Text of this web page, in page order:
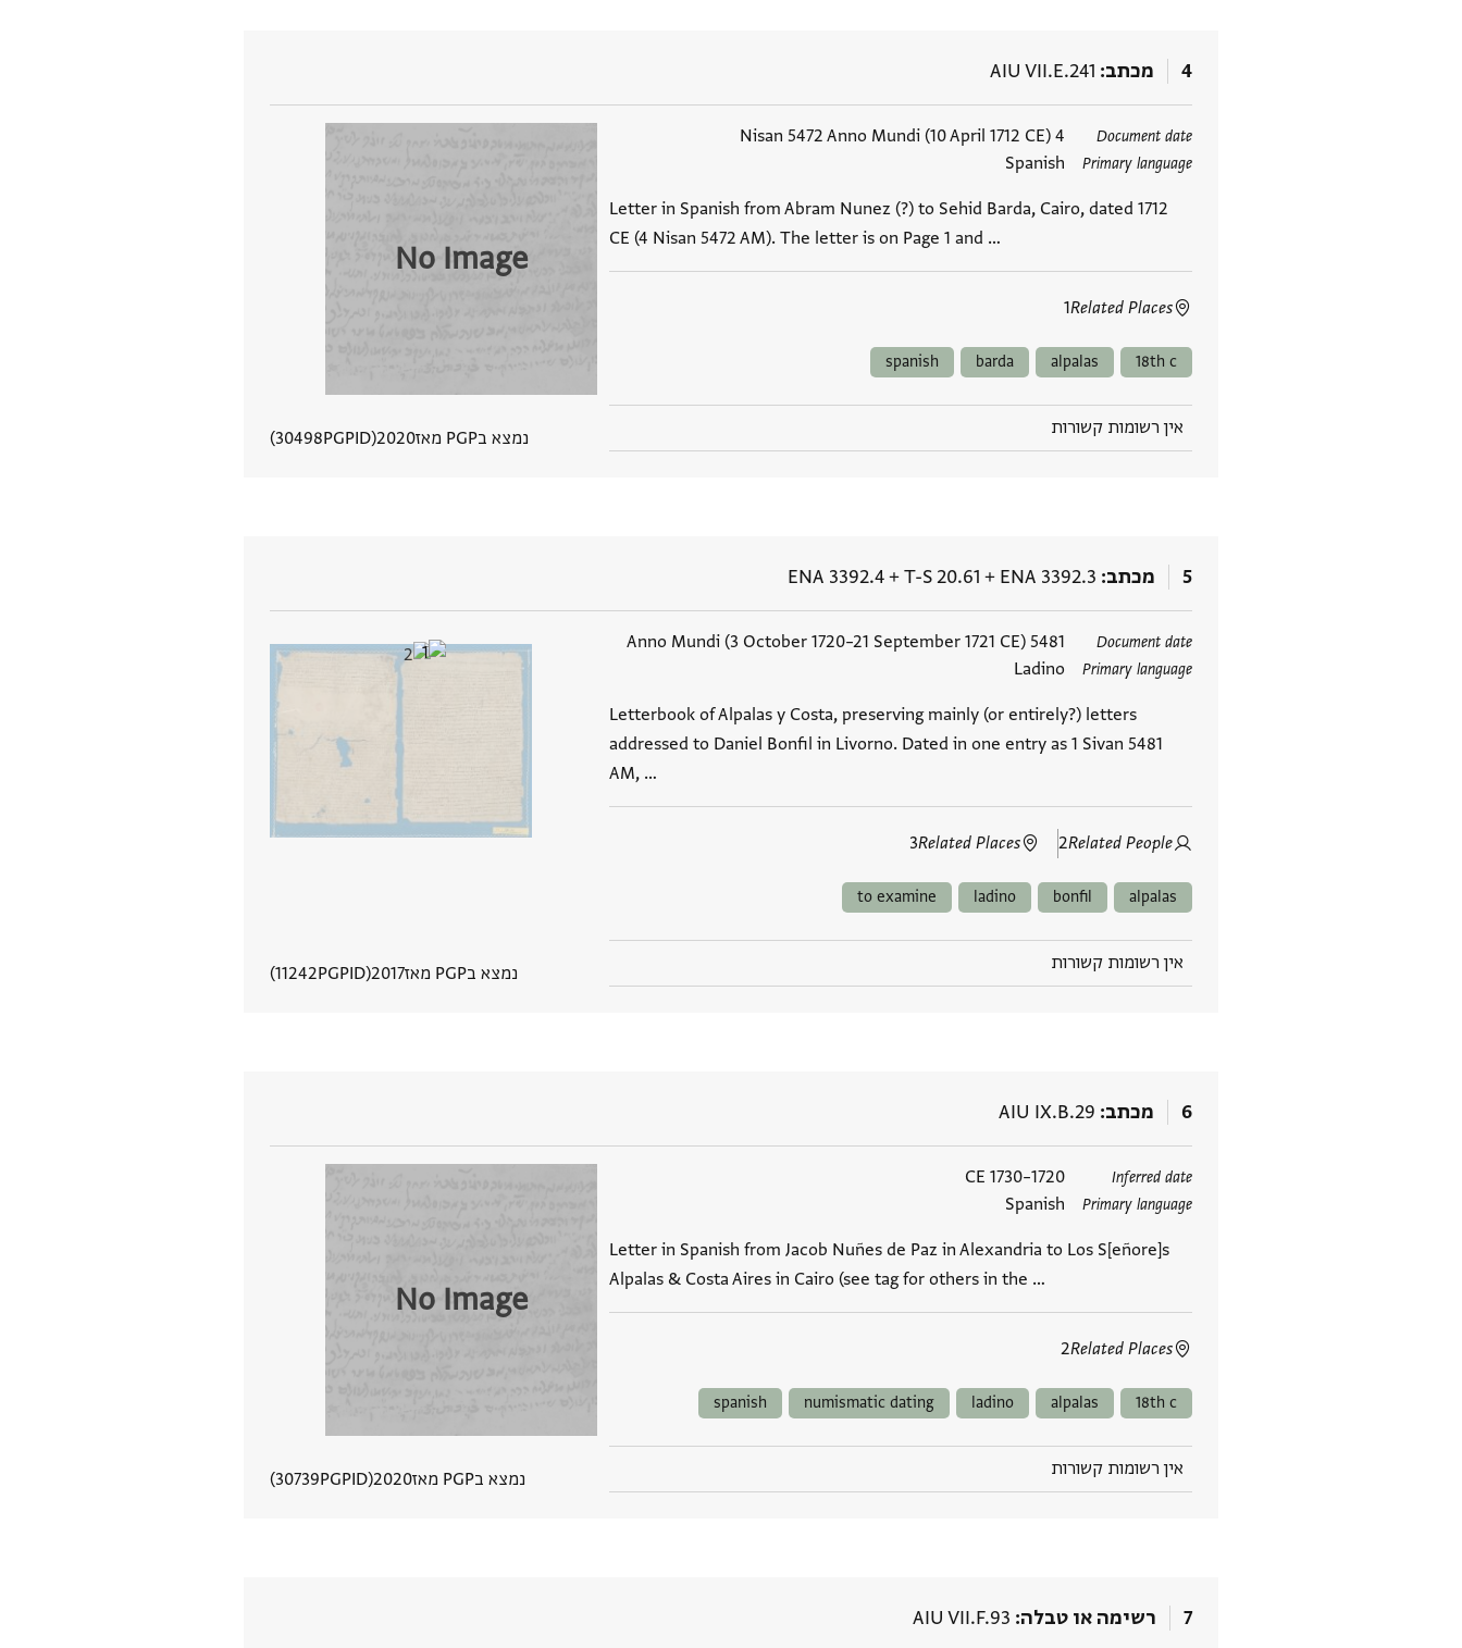
4 מכתב AIU VII.E.241
Document date
4 Nisan 5472 Anno Mundi (10 April 1712 CE)
Primary language
Spanish
Letter in Spanish from Abram Nunez (?) to Sehid Barda, Cairo, dated 1712
CE (4 Nisan 5472 AM). The letter is on Page 1 and …
Related Places
1
תגים
18th c
alpalas
barda
spanish
אין רשומות קשורות
No Image
נמצא בPGP מאז 2020
PGPID
30498
5 מכתב ENA 3392.3
+
T-S 20.61
+
ENA 3392.4
Document date
5481 Anno Mundi (3 October 1720–21 September 1721 CE)
Primary language
Ladino
Letterbook of Alpalas y Costa, preserving mainly (or entirely?) letters
addressed to Daniel Bonfil in Livorno. Dated in one entry as 1 Sivan 5481
AM, …
Related People
2
Related Places
3
תגים
alpalas
bonfil
ladino
to examine
אין רשומות קשורות נמצא בPGP מאז 2017
PGPID
11242
6 מכתב AIU IX.B.29
Inferred date
1720–1730 CE
Primary language
Spanish
Letter in Spanish from Jacob Nuñes de Paz in Alexandria to Los S[eñore]s
Alpalas & Costa Aires in Cairo (see tag for others in the …
Related Places
2
תגים
18th c
alpalas
ladino
numismatic dating
spanish
אין רשומות קשורות
No Image
נמצא בPGP מאז 2020
PGPID
30739
7 רשימה או טבלה AIU VII.F.93